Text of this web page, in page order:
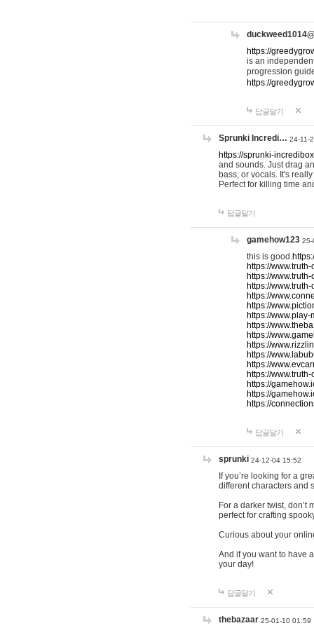
https://
is an
progression
https://
답글달기
Sprunki Incredi… 24-11-
https://sprunki-
and sounds. Just drag
bass, or vocals. It's
Perfect for killing time
답글달기
gamehow123 25-
this is good.
https://
https://
https://
https://
https://
https://
https://
https://
https://
https://
https://
https://
https://
https://
https://
답글달기
sprunki 24-12-04 15:52
If you’re looking for a
different characters and
For a darker twist, don’t
perfect for crafting
Curious about your
And if you want to have
your day!
답글달기
thebazaar 25-01-10 01:59